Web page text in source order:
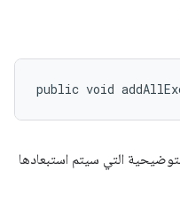
public void
التي سيتم استبعادها